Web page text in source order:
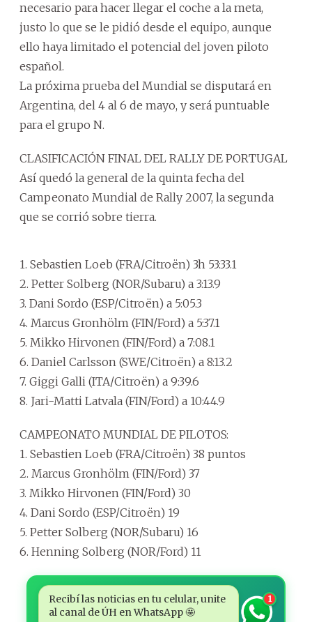
necesario para hacer llegar el coche a la meta,
justo lo que se le pidió desde el equipo, aunque
ello haya limitado el potencial del joven piloto
español.
La próxima prueba del Mundial se disputará en
Argentina, del 4 al 6 de mayo, y será puntuable
para el grupo N.
CLASIFICACIÓN FINAL DEL RALLY DE PORTUGAL
Así quedó la general de la quinta fecha del
Campeonato Mundial de Rally 2007, la segunda
que se corrió sobre tierra.
1. Sebastien Loeb (FRA/Citroën) 3h 53:33.1
2. Petter Solberg (NOR/Subaru) a 3:13.9
3. Dani Sordo (ESP/Citroën) a 5:05.3
4. Marcus Gronhölm (FIN/Ford) a 5:37.1
5. Mikko Hirvonen (FIN/Ford) a 7:08.1
6. Daniel Carlsson (SWE/Citroën) a 8:13.2
7. Giggi Galli (ITA/Citroën) a 9:39.6
8. Jari-Matti Latvala (FIN/Ford) a 10:44.9
CAMPEONATO MUNDIAL DE PILOTOS:
1. Sebastien Loeb (FRA/Citroën) 38 puntos
2. Marcus Gronhölm (FIN/Ford) 37
3. Mikko Hirvonen (FIN/Ford) 30
4. Dani Sordo (ESP/Citroën) 19
5. Petter Solberg (NOR/Subaru) 16
6. Henning Solberg (NOR/Ford) 11
Recibí las noticias en tu celular, unite
al canal de ÚH en WhatsApp 🤩
1